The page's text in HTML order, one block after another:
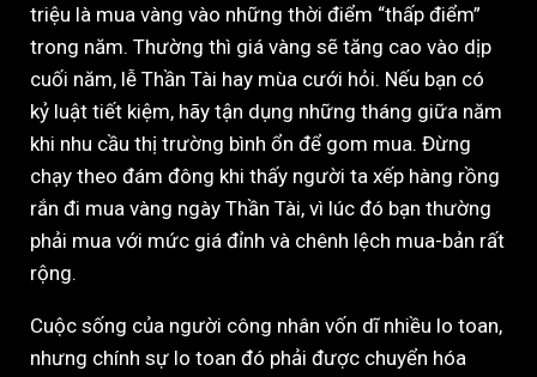
triệu là mua vàng vào những thời điểm “thấp điểm”
trong năm. Thường thì giá vàng sẽ tăng cao vào dịp
cuối năm, lễ Thần Tài hay mùa cưới hỏi. Nếu bạn có
kỷ luật tiết kiệm, hãy tận dụng những tháng giữa năm
khi nhu cầu thị trường bình ổn để gom mua. Đừng
chạy theo đám đông khi thấy người ta xếp hàng rồng
rắn đi mua vàng ngày Thần Tài, vì lúc đó bạn thường
phải mua với mức giá đỉnh và chênh lệch mua-bản rất
rộng.
Cuộc sống của người công nhân vốn dĩ nhiều lo toan,
nhưng chính sự lo toan đó phải được chuyển hóa